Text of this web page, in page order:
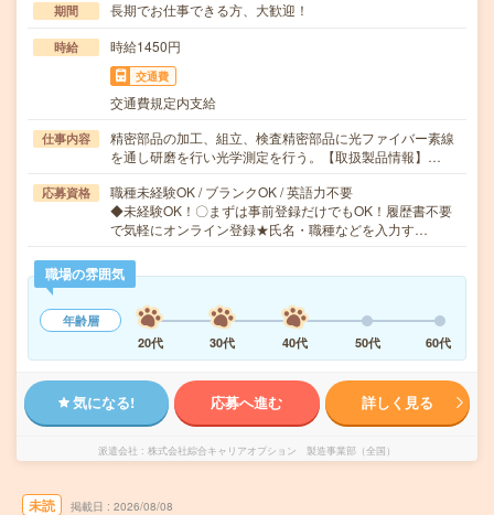
期間 長期でお仕事できる方、大歓迎！
時給 時給1450円
交通費
交通費規定内支給
仕事内容
精密部品の加工、組立、検査精密部品に光ファイバー素線
を通し研磨を行い光学測定を行う。【取扱製品情報】…
応募資格
職種未経験OK / ブランクOK / 英語力不要
◆未経験OK！〇まずは事前登録だけでもOK！履歴書不要
で気軽にオンライン登録★氏名・職種などを入力す…
職場の雰囲気
年齢層
20代
30代 40代 50代 60代
気になる! 応募へ進む 詳しく見る
派遣会社 株式会社綜合キャリアオプション 製造事業部（全国）
未読 掲載日 2026/08/08